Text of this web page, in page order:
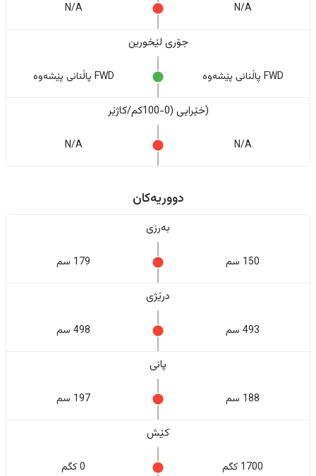
N/A
N/A
جۆری لێخورین
FWD پاڵنانی پێشەوە FWD پاڵنانی پێشەوە
(خێرایی (0-100کم/کاژێر
N/A
N/A
دووریەکان
بەرزی
150 سم 179 سم
درێژی
493 سم 498 سم
پانی
188 سم 197 سم
کێش
1700 کگم 0 کگم